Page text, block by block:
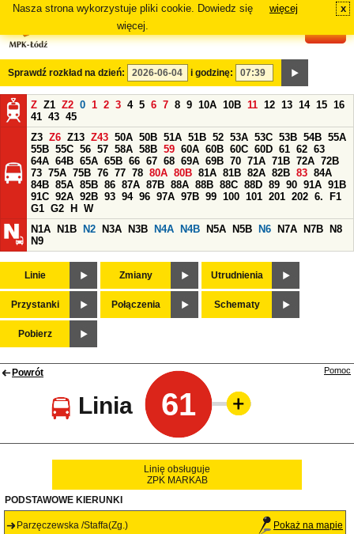
Nasza strona wykorzystuje pliki cookie. Dowiedz się
więcej.
więcej x
Sprawdź rozkład na dzień: i godzinę:
Z Z1 Z2 0 1 2 3 4 5 6 7 8 9 10A 10B 11 12 13 14 15 16
41 43 45
Z3 Z6 Z13 Z43 50A 50B 51A 51B 52 53A 53C 53B 54B 55A
55B 55C 56 57 58A 58B 59 60A 60B 60C 60D 61 62 63
64A 64B 65A 65B 66 67 68 69A 69B 70 71A 71B 72A 72B
73 75A 75B 76 77 78 80A 80B 81A 81B 82A 82B 83 84A
84B 85A 85B 86 87A 87B 88A 88B 88C 88D 89 90 91A 91B
91C 92A 92B 93 94 96 97A 97B 99 100 101 201 202 6.
F1
G1 G2 H
W
N1A
N1B N2 N3A N3B N4A N4B N5A N5B N6 N7A N7B
N8
N9
Linie Zmiany Utrudnienia
Przystanki Połączenia Schematy
Pobierz
Powrót
Linia 61
Pomoc
Linię obsługuje
ZPK MARKAB
PODSTAWOWE KIERUNKI
Parzęczewska /Staffa(Zg.) Pokaż na mapie